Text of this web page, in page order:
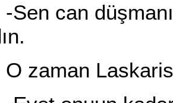
Laskaris